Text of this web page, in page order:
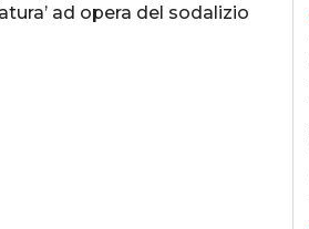
ad opera del sodalizio